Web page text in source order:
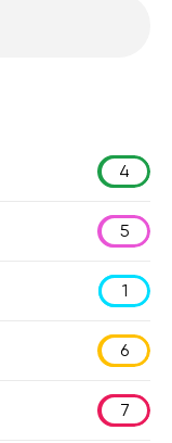
4
5
1
6
7